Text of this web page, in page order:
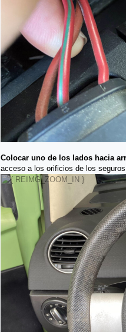
Colocar uno de los lados hacia
acceso a los orificios de los